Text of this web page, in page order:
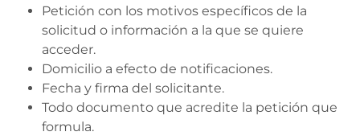
Petición con los motivos específicos de la
solicitud o información a la que se quiere
acceder.
Domicilio a efecto de notificaciones.
Fecha y firma del solicitante.
Todo documento que acredite la petición que
formula.